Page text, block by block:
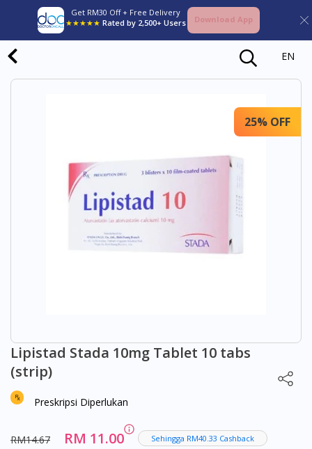
Get RM30 Off + Free Delivery
★★★★★ Rated by 2,500+ Users Download App
EN
25% OFF
Lipistad Stada 10mg Tablet 10 tabs
(strip)
Preskripsi Diperlukan
RM14.67 RM 11.00 Sehingga RM40.33 Cashback